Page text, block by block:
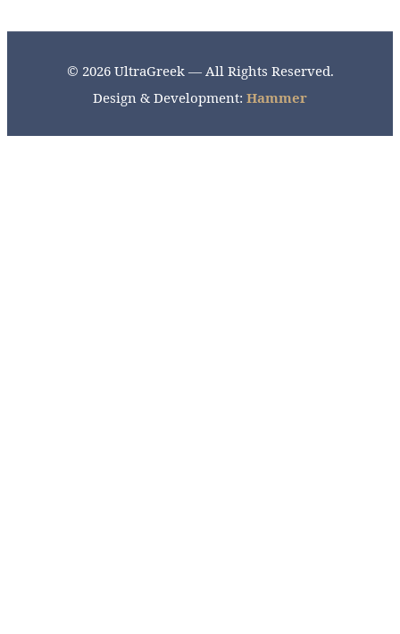
© 2026 UltraGreek — All Rights Reserved.
Design & Development: Hammer